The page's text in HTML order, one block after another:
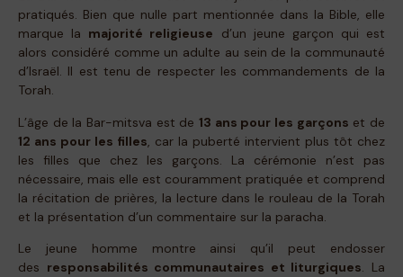
pratiqués. Bien que nulle part mentionnée dans la Bible, elle
marque la majorité religieuse d’un jeune garçon qui est
alors considéré comme un adulte au sein de la communauté
d’Israël. Il est tenu de respecter les commandements de la
Torah.
L’âge de la Bar-mitsva est de 13 ans pour les garçons et de
12 ans pour les filles, car la puberté intervient plus tôt chez
les filles que chez les garçons. La cérémonie n’est pas
nécessaire, mais elle est couramment pratiquée et comprend
la récitation de prières, la lecture dans le rouleau de la Torah
et la présentation d’un commentaire sur la paracha.
Le jeune homme montre ainsi qu’il peut endosser
des responsabilités communautaires et liturgiques. La